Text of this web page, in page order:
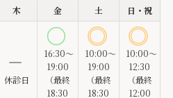
木 金 土 日・祝
休診日
16:30～
19:00
（最終
18:30
10:00～
19:00
（最終
18:30
10:00～
12:30
（最終
12:00